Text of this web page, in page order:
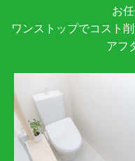
お
ワンストップでコスト
アフ